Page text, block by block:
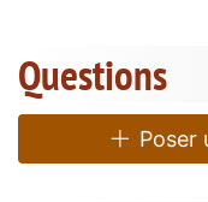
Questions
Poser